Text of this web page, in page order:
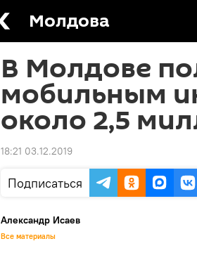
Молдова
В Молдове
мобильным
около 2,5
18:21 03.12.2019
Подписаться
Александр Исаев
Все материалы